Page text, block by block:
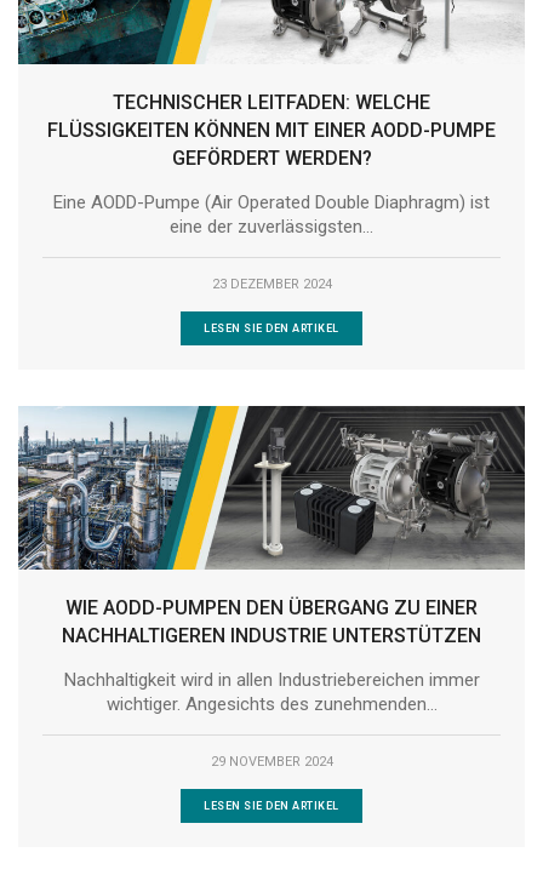
TECHNISCHER LEITFADEN: WELCHE
FLÜSSIGKEITEN KÖNNEN MIT EINER AODD-PUMPE
GEFÖRDERT WERDEN?
Eine AODD-Pumpe (Air Operated Double Diaphragm) ist
eine der zuverlässigsten...
23 DEZEMBER 2024
LESEN SIE DEN ARTIKEL
WIE AODD-PUMPEN DEN ÜBERGANG ZU EINER
NACHHALTIGEREN INDUSTRIE UNTERSTÜTZEN
Nachhaltigkeit wird in allen Industriebereichen immer
wichtiger. Angesichts des zunehmenden...
29 NOVEMBER 2024
LESEN SIE DEN ARTIKEL